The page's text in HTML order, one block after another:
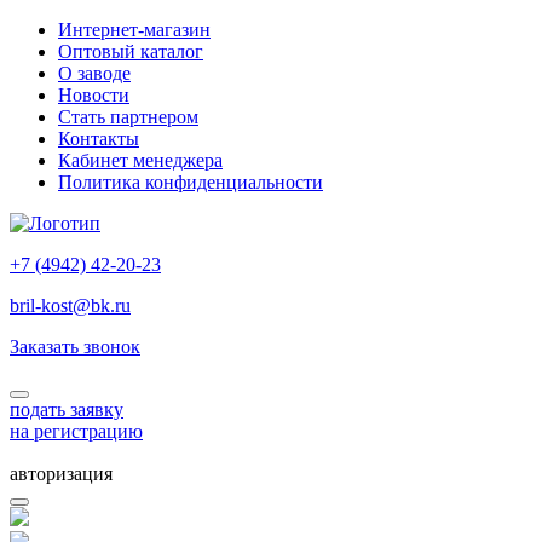
Интернет-магазин
Оптовый каталог
О заводе
Новости
Стать партнером
Контакты
Кабинет менеджера
Политика конфиденциальности
+7 (4942) 42-20-23
bril-kost@bk.ru
Заказать звонок
подать заявку
на регистрацию
авторизация